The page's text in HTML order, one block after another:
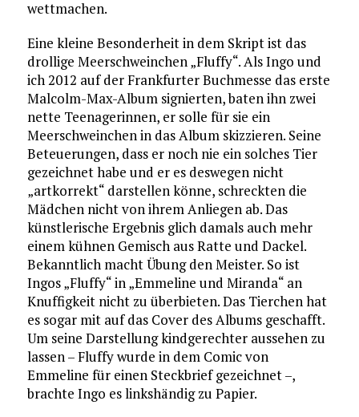
wettmachen.
Eine kleine Besonderheit in dem Skript ist das
drollige Meerschweinchen „Fluffy“. Als Ingo und
ich 2012 auf der Frankfurter Buchmesse das erste
Malcolm-Max-Album signierten, baten ihn zwei
nette Teenagerinnen, er solle für sie ein
Meerschweinchen in das Album skizzieren. Seine
Beteuerungen, dass er noch nie ein solches Tier
gezeichnet habe und er es deswegen nicht
„artkorrekt“ darstellen könne, schreckten die
Mädchen nicht von ihrem Anliegen ab. Das
künstlerische Ergebnis glich damals auch mehr
einem kühnen Gemisch aus Ratte und Dackel.
Bekanntlich macht Übung den Meister. So ist
Ingos „Fluffy“ in „Emmeline und Miranda“ an
Knuffigkeit nicht zu überbieten. Das Tierchen hat
es sogar mit auf das Cover des Albums geschafft.
Um seine Darstellung kindgerechter aussehen zu
lassen – Fluffy wurde in dem Comic von
Emmeline für einen Steckbrief gezeichnet –,
brachte Ingo es linkshändig zu Papier.